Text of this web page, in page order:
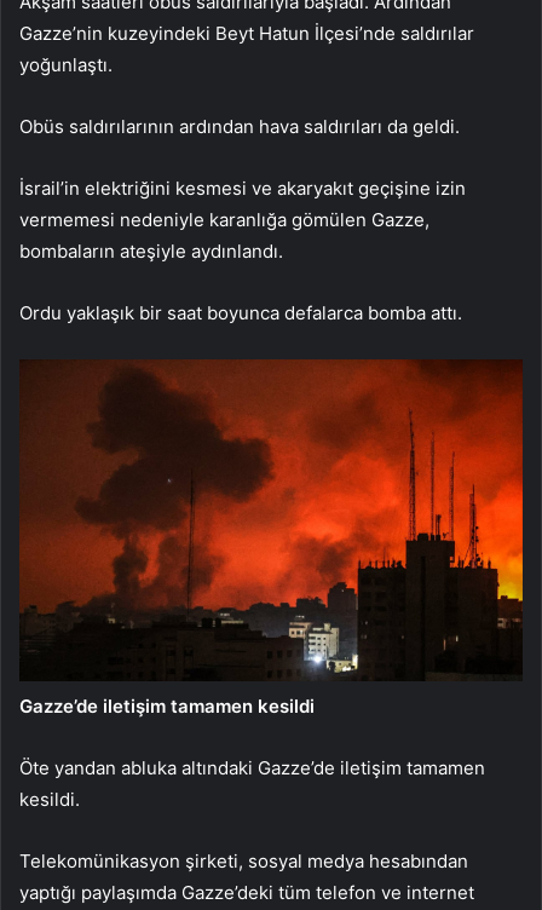
Gazze’nin kuzeyindeki Beyt Hatun İlçesi’nde saldırılar
yoğunlaştı.
Obüs saldırılarının ardından hava saldırıları da geldi.
İsrail’in elektriğini kesmesi ve akaryakıt geçişine izin
vermemesi nedeniyle karanlığa gömülen Gazze,
bombaların ateşiyle aydınlandı.
Ordu yaklaşık bir saat boyunca defalarca bomba attı.
Gazze’de iletişim tamamen kesildi
Öte yandan abluka altındaki Gazze’de iletişim tamamen
kesildi.
Telekomünikasyon şirketi, sosyal medya hesabından
yaptığı paylaşımda Gazze’deki tüm telefon ve internet